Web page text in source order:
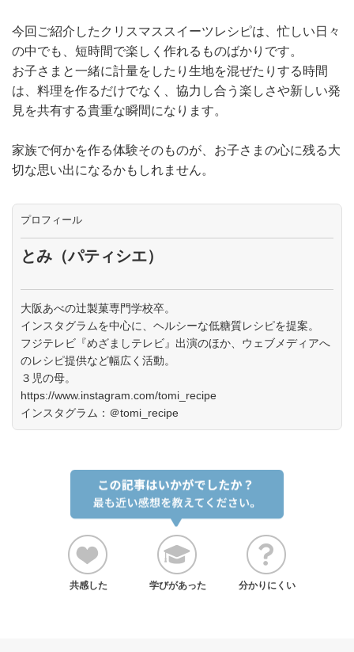
今回ご紹介したクリスマススイーツレシピは、忙しい日々
の中でも、短時間で楽しく作れるものばかりです。
お子さまと一緒に計量をしたり生地を混ぜたりする時間
は、料理を作るだけでなく、協力し合う楽しさや新しい発
見を共有する貴重な瞬間になります。
家族で何かを作る体験そのものが、お子さまの心に残る大
切な思い出になるかもしれません。
プロフィール
とみ（パティシエ）
大阪あべの辻製菓専門学校卒。
インスタグラムを中心に、ヘルシーな低糖質レシピを提案。
フジテレビ『めざましテレビ』出演のほか、ウェブメディアへ
のレシピ提供など幅広く活動。
３児の母。
https://www.instagram.com/tomi_recipe
インスタグラム：＠tomi_recipe
共感した 学びがあった 分かりにくい